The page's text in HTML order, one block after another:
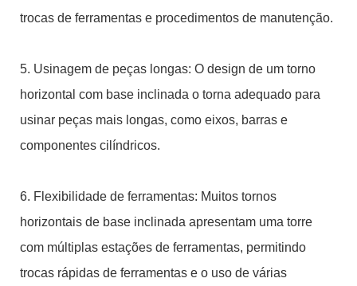
trocas de ferramentas e procedimentos de manutenção.
5. Usinagem de peças longas: O design de um torno
horizontal com base inclinada o torna adequado para
usinar peças mais longas, como eixos, barras e
componentes cilíndricos.
6. Flexibilidade de ferramentas: Muitos tornos
horizontais de base inclinada apresentam uma torre
com múltiplas estações de ferramentas, permitindo
trocas rápidas de ferramentas e o uso de várias